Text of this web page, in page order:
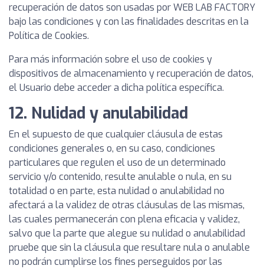
recuperación de datos son usadas por WEB LAB FACTORY
bajo las condiciones y con las finalidades descritas en la
Política de Cookies.
Para más información sobre el uso de cookies y
dispositivos de almacenamiento y recuperación de datos,
el Usuario debe acceder a dicha política específica.
12. Nulidad y anulabilidad
En el supuesto de que cualquier cláusula de estas
condiciones generales o, en su caso, condiciones
particulares que regulen el uso de un determinado
servicio y/o contenido, resulte anulable o nula, en su
totalidad o en parte, esta nulidad o anulabilidad no
afectará a la validez de otras cláusulas de las mismas,
las cuales permanecerán con plena eficacia y validez,
salvo que la parte que alegue su nulidad o anulabilidad
pruebe que sin la cláusula que resultare nula o anulable
no podrán cumplirse los fines perseguidos por las